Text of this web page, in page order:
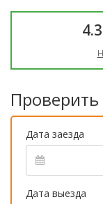
4.3
Дата заезда
Дата выезда